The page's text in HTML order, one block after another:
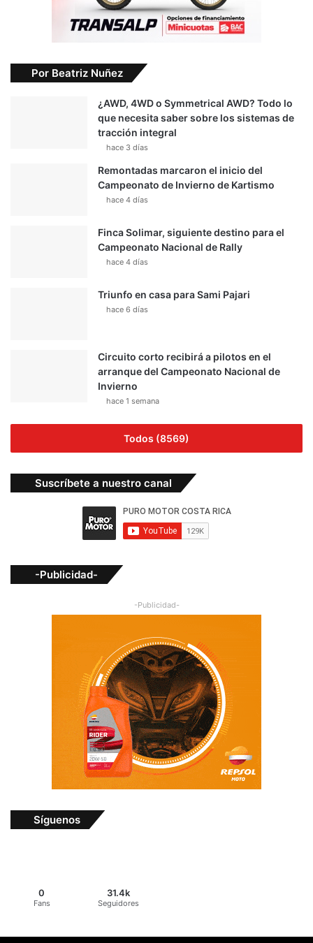
Por Beatriz Nuñez
¿AWD, 4WD o Symmetrical AWD? Todo lo
que necesita saber sobre los sistemas de
tracción integral
hace 3 días
Remontadas marcaron el inicio del
Campeonato de Invierno de Kartismo
hace 4 días
Finca Solimar, siguiente destino para el
Campeonato Nacional de Rally
hace 4 días
Triunfo en casa para Sami Pajari
hace 6 días
Circuito corto recibirá a pilotos en el
arranque del Campeonato Nacional de
Invierno
hace 1 semana
Todos (8569)
Suscríbete a nuestro canal
-Publicidad-
-Publicidad-
Síguenos
0
Fans
31.4k
Seguidores